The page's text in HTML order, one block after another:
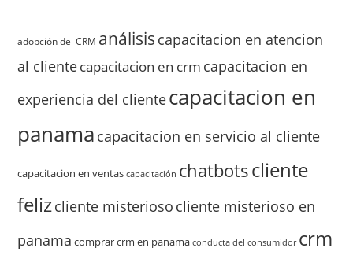
adopción del CRM análisis capacitacion en atencion
al clientecapacitacion en crm capacitacion en
experiencia del clientecapacitacion en
panama capacitacion en servicio al cliente
capacitacion en ventas capacitación chatbotscliente
felizcliente misterioso cliente misterioso en
panama comprar crm en panama conducta del consumidor crm